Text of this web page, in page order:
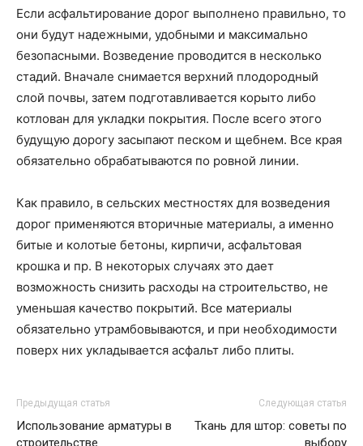
Если асфальтирование дорог выполнено правильно, то
они будут надежными, удобными и максимально
безопасными. Возведение проводится в несколько
стадий. Вначале снимается верхний плодородный
слой почвы, затем подготавливается корыто либо
котлован для укладки покрытия. После всего этого
будущую дорогу засыпают песком и щебнем. Все края
обязательно обрабатываются по ровной линии.
Как правило, в сельских местностях для возведения
дорог применяются вторичные материалы, а именно
битые и колотые бетоны, кирпичи, асфальтовая
крошка и пр. В некоторых случаях это дает
возможность снизить расходы на строительство, не
уменьшая качество покрытий. Все материалы
обязательно утрамбовываются, и при необходимости
поверх них укладывается асфальт либо плиты.
Предыдущая статья
Использование арматуры в
строительстве
Следующая статья
Ткань для штор: советы по
выбору